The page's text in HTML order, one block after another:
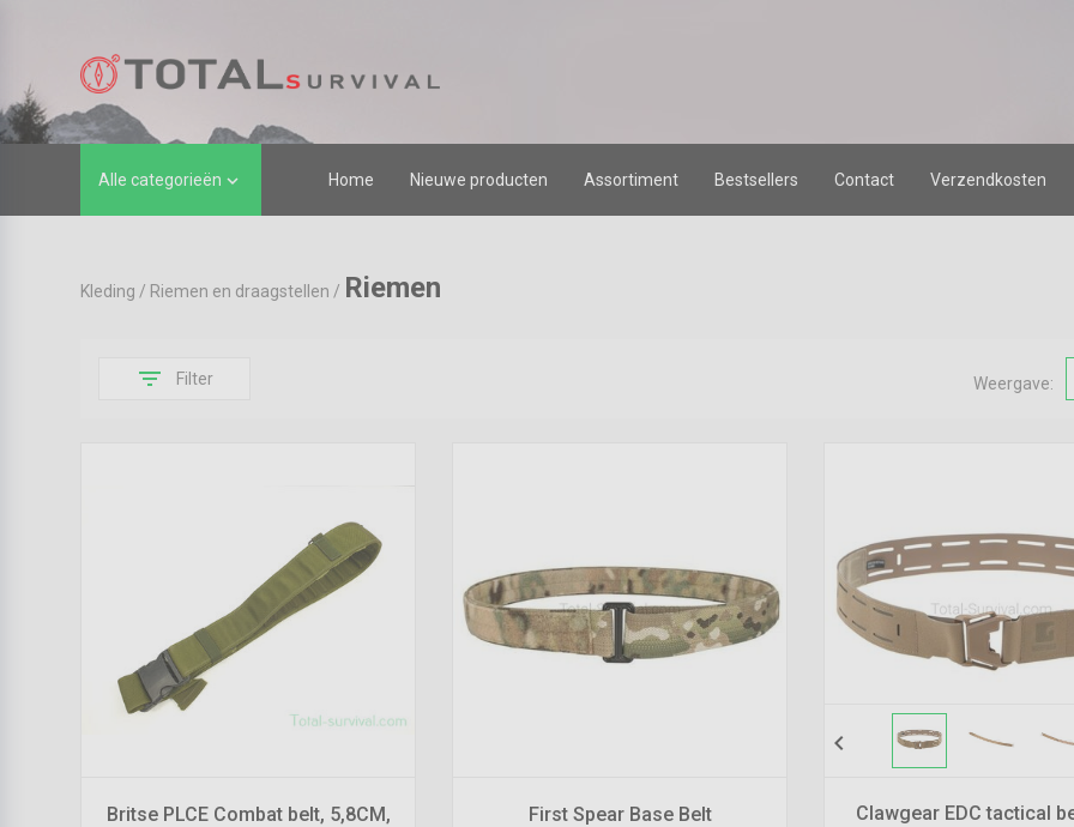
Alle categorieën  Home Nieuwe producten Assortiment Bestsellers Contact Verzendkosten
Kleding / Riemen en draagstellen / Riemen
filter_list Filter Weergave:
Britse PLCE Combat belt, 5,8CM,
First Spear Base Belt
chevron_left
Clawgear EDC tactical